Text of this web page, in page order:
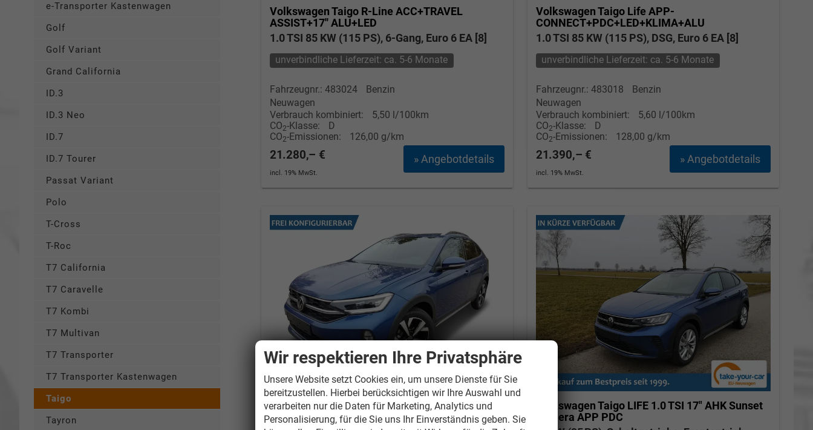
Volkswagen Taigo R-Line ACC+TRAVEL
ASSIST+17'' ALU+LED
1.0 TSI 85 KW (115 PS), 6-Gang, Euro 6 EA [8]
unverbindliche Lieferzeit: ca. 5-6 Monate
Fahrzeugnr.: 483024
Benzin
Neuwagen
Verbrauch kombiniert:
5,50 l/100km
CO2-Klasse:
D
CO2-Emissionen: 126,00 g/km
» Angebotdetails
21.280,– €
incl. 19% MwSt.
Volkswagen Taigo Life APP-
CONNECT+PDC+LED+KLIMA+ALU
1.0 TSI 85 KW (115 PS), DSG, Euro 6 EA [8]
unverbindliche Lieferzeit: ca. 5-6 Monate
Fahrzeugnr.: 483018
Benzin
Neuwagen
Verbrauch kombiniert:
5,60 l/100km
CO2-Klasse:
D
CO2-Emissionen: 128,00 g/km
» Angebotdetails
21.390,– €
incl. 19% MwSt.
Volkswagen TaigoStyle IQ.LIGHT
MATRIX+ACC+17'' ALU
Volkswagen Taigo LIFE 1.0 TSI 17" AHK Sunset
Kamera APP PDC
e-Transporter Kastenwagen
Golf
Golf Variant
Grand California
ID.3
ID.3 Neo
ID.7
ID.7 Tourer
Passat Variant
Polo
T-Cross
T-Roc
T7 California
T7 Caravelle
T7 Kombi
T7 Multivan
T7 Transporter
T7 Transporter Kastenwagen
Taigo
Tayron
Wir respektieren Ihre Privatsphäre
Unsere Website setzt Cookies ein, um unsere Dienste für Sie
bereitzustellen. Hierbei berücksichtigen wir Ihre Auswahl und
verarbeiten nur die Daten für Marketing, Analytics und
Personalisierung, für die Sie uns Ihr Einverständnis geben. Sie